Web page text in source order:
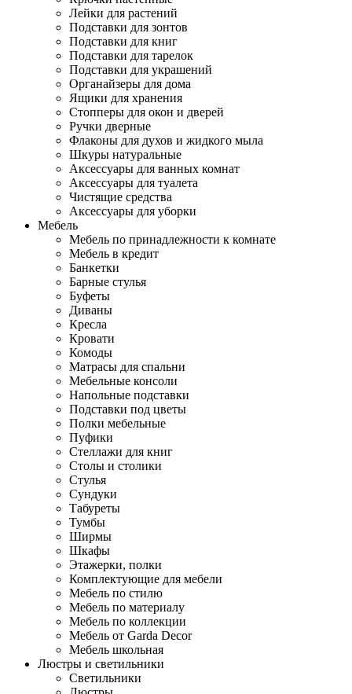
Лейки для растений
Подставки для зонтов
Подставки для книг
Подставки для тарелок
Подставки для украшений
Органайзеры для дома
Ящики для хранения
Стопперы для окон и дверей
Ручки дверные
Флаконы для духов и жидкого мыла
Шкуры натуральные
Аксессуары для ванных комнат
Аксессуары для туалета
Чистящие средства
Аксессуары для уборки
Мебель
Мебель по принадлежности к комнате
Мебель в кредит
Банкетки
Барные стулья
Буфеты
Диваны
Кресла
Кровати
Комоды
Матрасы для спальни
Мебельные консоли
Напольные подставки
Подставки под цветы
Полки мебельные
Пуфики
Стеллажи для книг
Столы и столики
Стулья
Сундуки
Табуреты
Тумбы
Ширмы
Шкафы
Этажерки, полки
Комплектующие для мебели
Мебель по стилю
Мебель по материалу
Мебель по коллекции
Мебель от Garda Decor
Мебель школьная
Люстры и светильники
Светильники